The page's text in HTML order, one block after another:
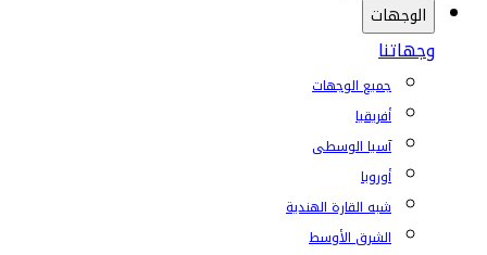
الوجهات
وجهاتنا
جميع الوجهات
أفريقيا
آسيا الوسطى
أوروبا
شبه القارة الهندية
الشرق الأوسط